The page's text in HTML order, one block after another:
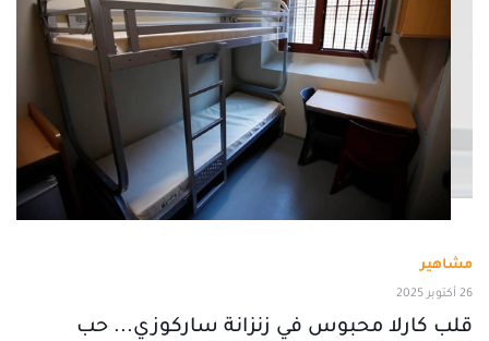
مشاهير
26 أكتوبر 2025
قلب كارلا محبوس في زنزانة ساركوزي... حب